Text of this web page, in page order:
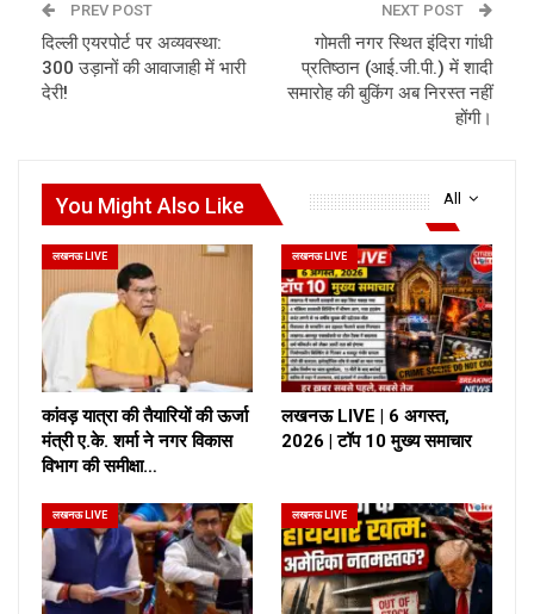
PREV POST
दिल्ली एयरपोर्ट पर अव्यवस्था:
300 उड़ानों की आवाजाही में भारी
देरी!
NEXT POST
गोमती नगर स्थित इंदिरा गांधी
प्रतिष्ठान (आई.जी.पी.) में शादी
समारोह की बुकिंग अब निरस्त नहीं
होंगी।
All
You Might Also Like
लखनऊ LIVE
कांवड़ यात्रा की तैयारियों की ऊर्जा
मंत्री ए.के. शर्मा ने नगर विकास
विभाग की समीक्षा…
लखनऊ LIVE
लखनऊ LIVE | 6 अगस्त,
2026 | टॉप 10 मुख्य समाचार
लखनऊ LIVE लखनऊ LIVE